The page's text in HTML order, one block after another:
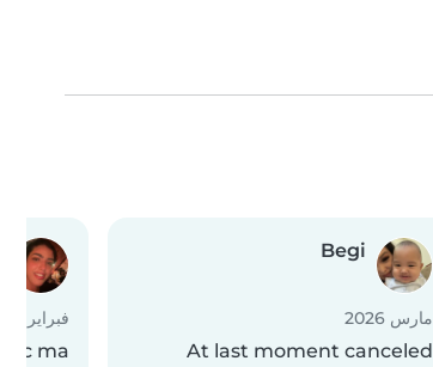
Begi
مارس 2026
At last moment canceled
فبراير 2026
ma